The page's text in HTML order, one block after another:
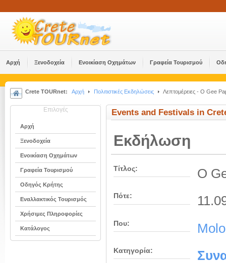
Αρχή Ξενοδοχεία Ενοικίαση Οχημάτων Γραφεία Τουρισμού
Crete TOURnet: Αρχή Πολιτιστικές Εκδηλώσεις Λεπτομέρειες - Ο Gee
Επιλογές
Αρχή
Ξενοδοχεία
Ενοικίαση Οχημάτων
Γραφεία Τουρισμού
Οδηγός Κρήτης
Εναλλακτικός Τουρισμός
Χρήσιμες Πληροφορίες
Κατάλογος
Events and Festivals in
Εκδήλωση
Τίτλος: Ο
Πότε:
Που:
Κατηγορία: